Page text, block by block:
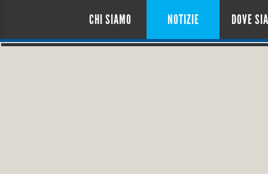
CHI SIAMO NOTIZIE DOVE